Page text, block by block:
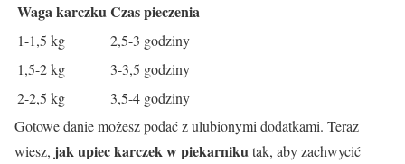
Waga karczkuCzas pieczenia
1-1,5 kg
2,5-3 godziny
1,5-2 kg
3-3,5 godziny
2-2,5 kg
3,5-4 godziny
Gotowe danie możesz podać z ulubionymi dodatkami. Teraz
wiesz, jak upiec karczek w piekarnikutak, aby zachwycić